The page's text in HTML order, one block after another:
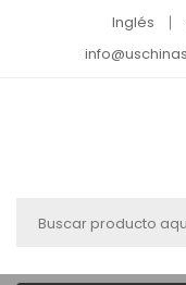
Inglés